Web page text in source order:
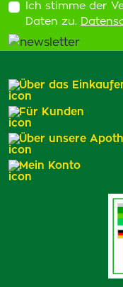
Ich stimme der
Daten zu.
Über das
Für Kunden
Über unsere
Mein Konto